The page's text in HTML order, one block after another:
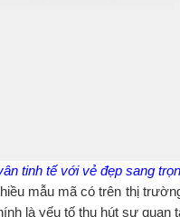
tinh tế với vẻ đẹp sang
mẫu mã có trên thị
là yếu tố thu hút sự